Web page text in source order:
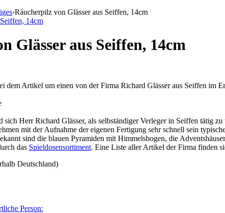
›Räucherpilz von Glässer aus Seiffen, 14cm
Glässer aus Seiffen, 14cm
dem Artikel um einen von der Firma Richard Glässer aus Seiffen im
sich Herr Richard Glässer, als selbständiger Verleger in Seiffen tätig
mit der Aufnahme der eigenen Fertigung sehr schnell sein
sind die blauen Pyramiden mit Himmelsbogen, die
das Spieldosensortiment. Eine Liste aller Artikel der Firma finden
Deutschland)
Person: